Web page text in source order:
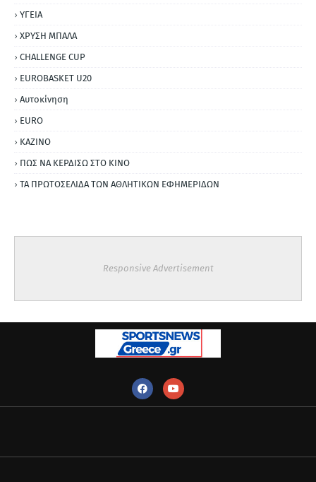
ΥΓΕΙΑ
ΧΡΥΣΗ ΜΠΑΛΑ
CHALLENGE CUP
EUROBASKET U20
Αυτοκίνηση
ΕURO
ΚΑΖΙΝΟ
ΠΩΣ ΝΑ ΚΕΡΔΙΣΩ ΣΤΟ ΚΙΝΟ
ΤΑ ΠΡΩΤΟΣΕΛΙΔΑ ΤΩΝ ΑΘΛΗΤΙΚΩΝ ΕΦΗΜΕΡΙΔΩΝ
Responsive Advertisement